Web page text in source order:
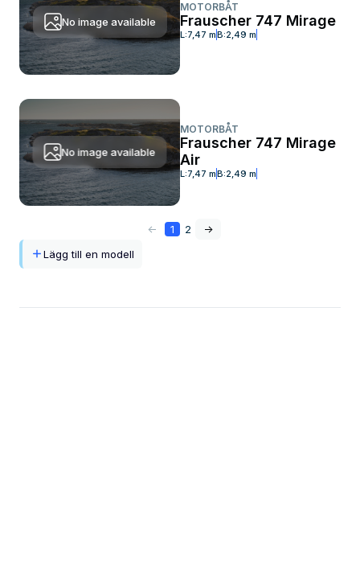
No image available
MOTORBÅT
Frauscher 747 Mirage
L:7,47 mB:2,49 m
No image available
MOTORBÅT
Frauscher 747 Mirage
Air
L:7,47 mB:2,49 m
<- 1 2
->
Lägg till en modell